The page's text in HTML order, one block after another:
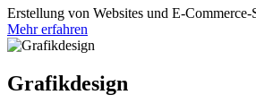
Erstellung von Websites und E-Commerce-
Mehr erfahren
Grafikdesign